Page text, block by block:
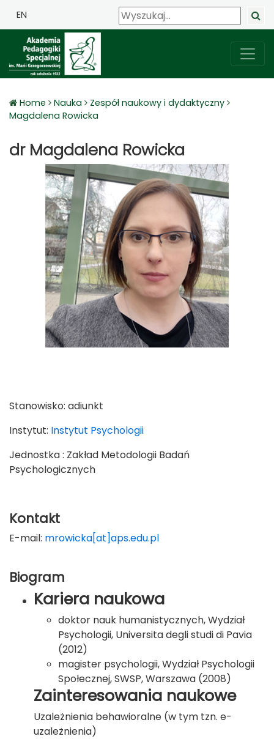
EN
Home Nauka
Zespół naukowy i dydaktyczny
Magdalena Rowicka
dr Magdalena Rowicka
Stanowisko: adiunkt
Instytut: Instytut Psychologii
Jednostka : Zakład Metodologii Badań
Psychologicznych
Kontakt
E-mail: mrowicka[at]aps.edu.pl
Biogram
Kariera naukowa
doktor nauk humanistycznych, Wydział
Psychologii, Universita degli studi di Pavia
(2012)
magister psychologii, Wydział Psychologii
Społecznej, SWSP, Warszawa (2008)
Zainteresowania naukowe
Uzależnienia behawioralne (w tym tzn. e-
uzależnienia)